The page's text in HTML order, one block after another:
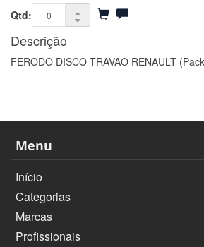
Qtd:
Descrição
FERODO DISCO TRAVAO RENAULT
Menu
Início
Categorias
Marcas
Profissionais